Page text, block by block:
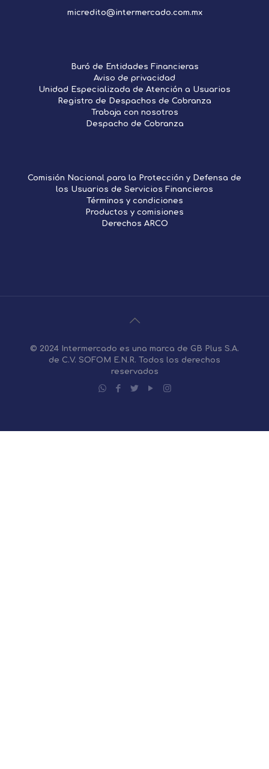
micredito@intermercado.com.mx
Buró de Entidades Financieras
Aviso de privacidad
Unidad Especializada de Atención a Usuarios
Registro de Despachos de Cobranza
Trabaja con nosotros
Despacho de Cobranza
Comisión Nacional para la Protección y Defensa de
los Usuarios de Servicios Financieros
Términos y condiciones
Productos y comisiones
Derechos ARCO
© 2024 Intermercado es una marca de GB Plus S.A.
de C.V. SOFOM E.N.R. Todos los derechos
reservados